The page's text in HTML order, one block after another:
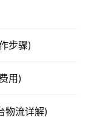
步骤)
用)
物流详解)